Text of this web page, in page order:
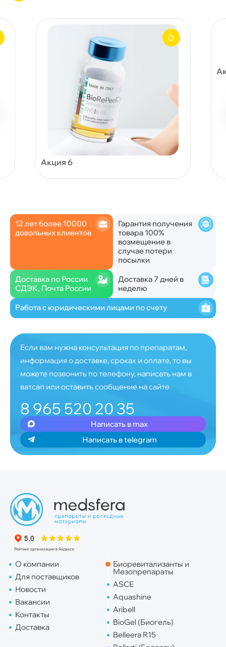
Акция 6
12 лет более 10000
довольных клиентов
Гарантия получения
товара 100%
возмещение в
случае потери
посылки
Доставка по России
СДЭК, Почта России
Доставка 7 дней в
неделю
Работа с юридическими лицами по счету
Если вам нужна консультация по препаратам,
информация о доставке, сроках и оплате, то вы
можете позвонить по телефону, написать нам в
ватсап или оставить сообщение на сайте
8 965 520 20 35
Написать в max
Написать в telegram
О компании
Для поставщиков
Новости
Вакансии
Контакты
Доставка
Биоревитализанты и
Мезопрепараты
ASCE
Aquashine
Aribell
BioGel (Биогель)
Belleera R15